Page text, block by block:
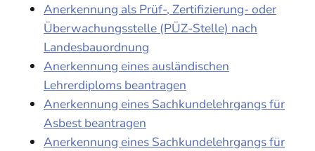
Anerkennung als Prüf-, Zertifizierung- oder
Überwachungsstelle (PÜZ-Stelle) nach
Landesbauordnung
Anerkennung eines ausländischen
Lehrerdiploms beantragen
Anerkennung eines Sachkundelehrgangs für
Asbest beantragen
Anerkennung eines Sachkundelehrgangs für